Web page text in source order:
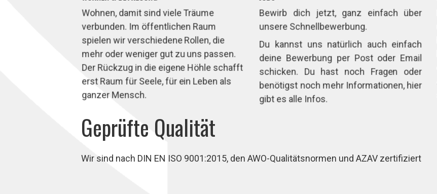
Wohnen, damit sind viele Träume
verbunden. Im öffentlichen Raum
spielen wir verschiedene Rollen, die
mehr oder weniger gut zu uns passen.
Der Rückzug in die eigene Höhle schafft
erst Raum für Seele, für ein Leben als
ganzer Mensch.
Bewirb dich jetzt, ganz einfach über
unsere Schnellbewerbung.
Du kannst uns natürlich auch einfach
deine Bewerbung per Post oder Email
schicken. Du hast noch Fragen oder
benötigst noch mehr Informationen, hier
gibt es alle Infos.
Geprüfte Qualität
Wir sind nach DIN EN ISO 9001:2015, den AWO-Qualitätsnormen und AZAV zertifiziert